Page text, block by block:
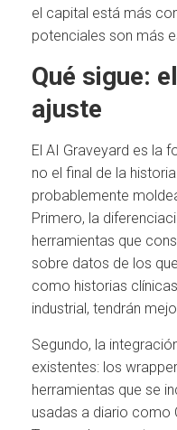
el capital está más
potenciales son más
Qué sigue:
ajuste
El AI Graveyard es la
no el final de la
probablemente
Primero, la
herramientas que
sobre datos de los
como historias
industrial, tendrán
Segundo, la
existentes: los
herramientas que se
usadas a diario como